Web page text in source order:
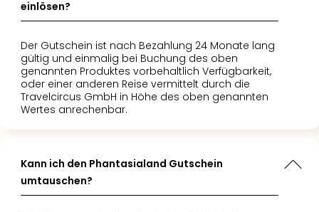
einlösen?
Der Gutschein ist nach Bezahlung 24 Monate lang
gültig und einmalig bei Buchung des oben
genannten Produktes vorbehaltlich Verfügbarkeit,
oder einer anderen Reise vermittelt durch die
Travelcircus GmbH in Höhe des oben genannten
Wertes anrechenbar.
Kann ich den Phantasialand Gutschein
umtauschen?